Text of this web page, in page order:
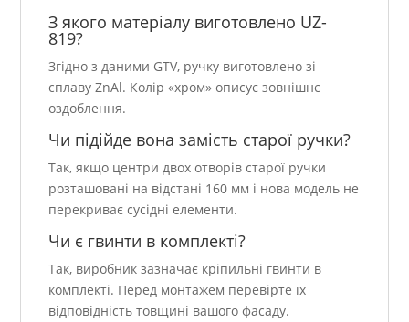
З якого матеріалу виготовлено UZ-
819?
Згідно з даними GTV, ручку виготовлено зі
сплаву ZnAl. Колір «хром» описує зовнішнє
оздоблення.
Чи підійде вона замість старої ручки?
Так, якщо центри двох отворів старої ручки
розташовані на відстані 160 мм і нова модель не
перекриває сусідні елементи.
Чи є гвинти в комплекті?
Так, виробник зазначає кріпильні гвинти в
комплекті. Перед монтажем перевірте їх
відповідність товщині вашого фасаду.